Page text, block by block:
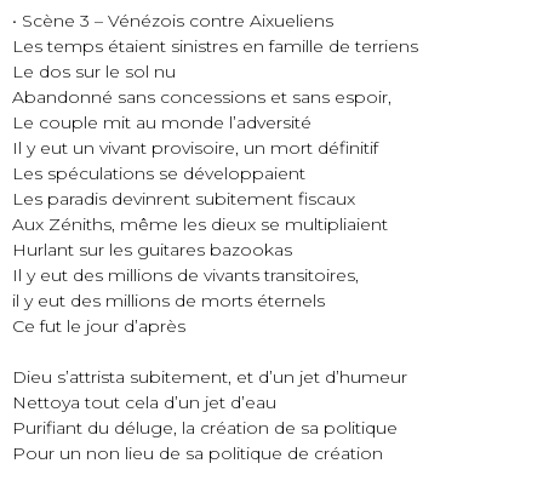
• Scène 3 – Vénézois contre Aixueliens
Les temps étaient sinistres en famille de terriens
Le dos sur le sol nu
Abandonné sans concessions et sans espoir,
Le couple mit au monde l’adversité
Il y eut un vivant provisoire, un mort définitif
Les spéculations se développaient
Les paradis devinrent subitement fiscaux
Aux Zéniths, même les dieux se multipliaient
Hurlant sur les guitares bazookas
Il y eut des millions de vivants transitoires,
il y eut des millions de morts éternels
Ce fut le jour d’après
Dieu s’attrista subitement, et d’un jet d’humeur
Nettoya tout cela d’un jet d’eau
Purifiant du déluge, la création de sa politique
Pour un non lieu de sa politique de création